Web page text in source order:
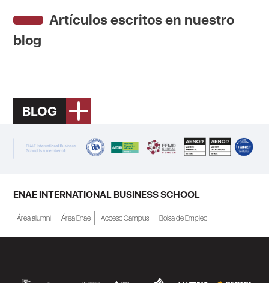
Artículos escritos en nuestro
blog
BLOG
ENAE INTERNATIONAL BUSINESS SCHOOL
Área alumni Área Enae Acceso Campus Bolsa de Empleo